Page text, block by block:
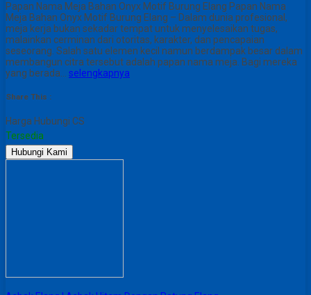
Papan Nama Meja Bahan Onyx Motif Burung Elang Papan Nama
Meja Bahan Onyx Motif Burung Elang – Dalam dunia profesional,
meja kerja bukan sekadar tempat untuk menyelesaikan tugas,
malainkan cerminan dari otoritas, karakter, dan pencapaian
seseorang. Salah satu elemen kecil namun berdampak besar dalam
membangun citra tersebut adalah papan nama meja. Bagi mereka
yang berada… selengkapnya
Share This :
Harga Hubungi CS
Tersedia
Hubungi Kami